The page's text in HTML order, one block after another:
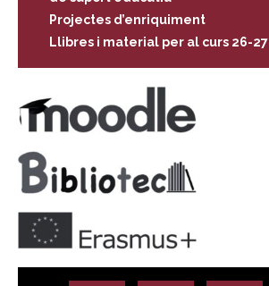
Projectes d’enriquiment
Llibres i material per al curs 26-27